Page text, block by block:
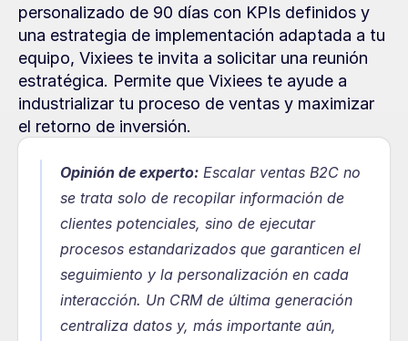
personalizado de 90 días con KPIs definidos y
una estrategia de implementación adaptada a tu
equipo, Vixiees te invita a solicitar una reunión
estratégica. Permite que Vixiees te ayude a
industrializar tu proceso de ventas y maximizar
el retorno de inversión.
Opinión de experto: Escalar ventas B2C no
se trata solo de recopilar información de
clientes potenciales, sino de ejecutar
procesos estandarizados que garanticen el
seguimiento y la personalización en cada
interacción. Un CRM de última generación
centraliza datos y, más importante aún,